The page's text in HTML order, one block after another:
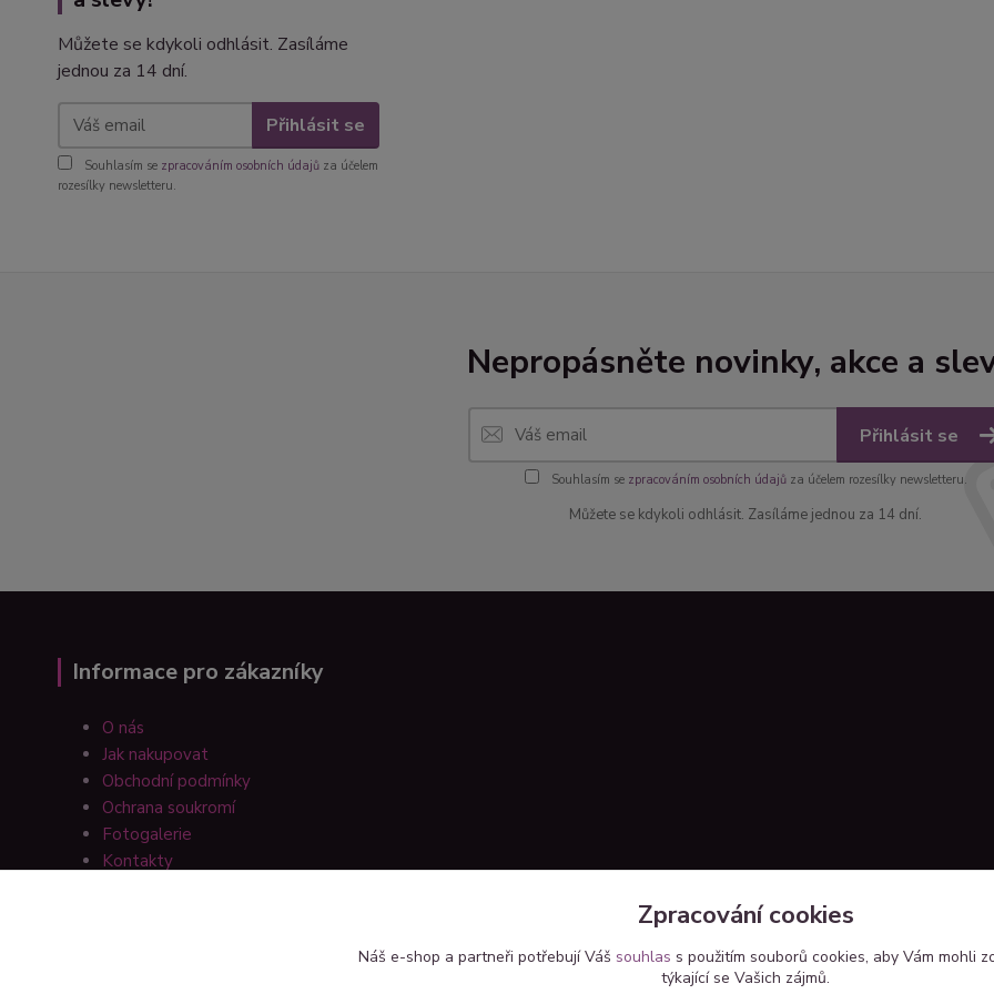
Můžete se kdykoli odhlásit. Zasíláme
jednou za 14 dní.
Přihlásit se
Souhlasím se zpracováním osobních údajů za účelem
rozesílky newsletteru.
Nepropásněte novinky, akce a
Přihlásit se
Souhlasím se zpracováním osobních údajůza účelem rozesílky newsletteru.
Můžete se kdykoli odhlásit. Zasíláme jednou za 14 dní.
Informace pro zákazníky
O nás
Jak nakupovat
Obchodní podmínky
Ochrana soukromí
Fotogalerie
Kontakty
Zpracování cookies
Náš e-shop a partneři potřebují Váš souhlas s použitím souborů cookies, aby Vám mohli
týkající se Vašich zájmů.